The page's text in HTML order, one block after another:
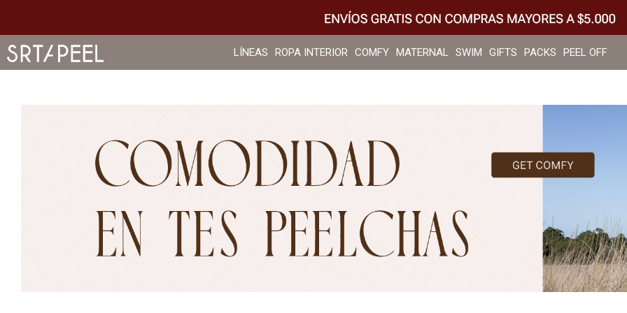
LÍNEAS ROPA INTERIOR COMFY MATERNAL SWIM GIFTS PACKS PEEL OFF